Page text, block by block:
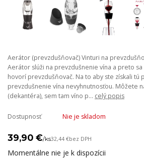
Aerátor (prevzdušňovač) Vinturi na
Aerátor slúži na prevzdušnenie vína a preto sa
hovorí prevzdušňovač. Na to aby ste získali tú
prevzdušnenie vína nevyhnutnosťou. Môžete
(dekantéra), sem tam víno p... celý popis
Dostupnosť Nie je skladom
39,90 €/ks32,44 €bez DPH
Momentálne nie je k dispozícii